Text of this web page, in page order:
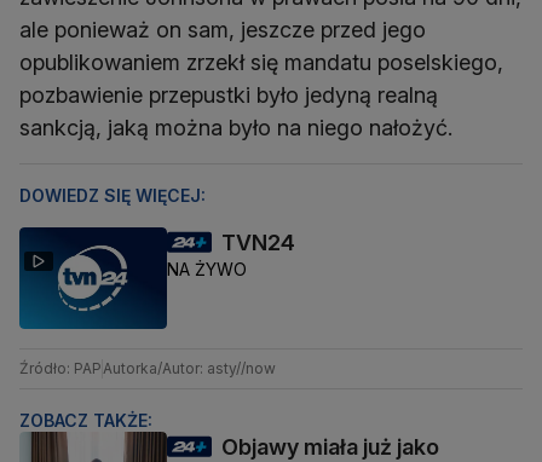
ale ponieważ on sam, jeszcze przed jego
opublikowaniem zrzekł się mandatu poselskiego,
pozbawienie przepustki było jedyną realną
sankcją, jaką można było na niego nałożyć.
DOWIEDZ SIĘ WIĘCEJ:
TVN24
NA ŻYWO
Źródło: PAPAutorka/Autor: asty//now
ZOBACZ TAKŻE:
Objawy miała już jako